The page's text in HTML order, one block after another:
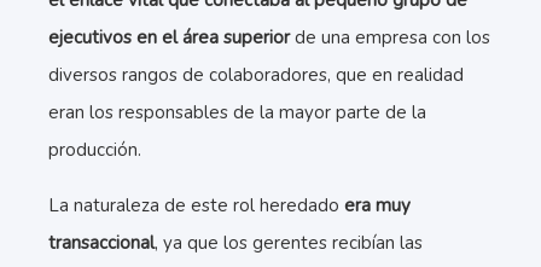
ejecutivos en el área superiorde una empresa con los
diversos rangos de colaboradores, que en realidad
eran los responsables de la mayor parte de la
producción.
La naturaleza de este rol heredado era muy
transaccional, ya que los gerentes recibían las